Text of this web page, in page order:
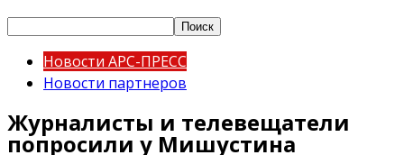
Новости АРС-ПРЕСС
Новости партнеров
Журналисты и телевещатели
попросили у Мишустина